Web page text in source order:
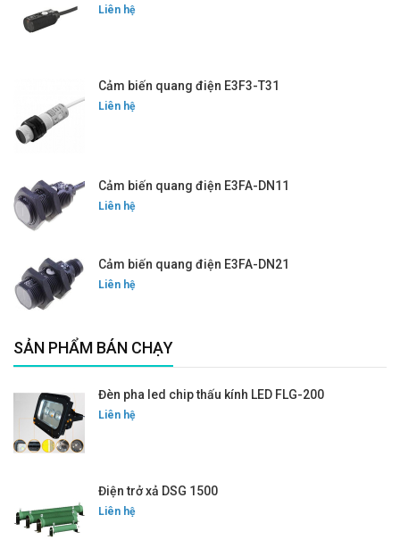
Liên hệ
Cảm biến quang điện E3F3-T31
Liên hệ
Cảm biến quang điện E3FA-DN11
Liên hệ
Cảm biến quang điện E3FA-DN21
Liên hệ
SẢN PHẨM BÁN CHẠY
Đèn pha led chip thấu kính LED FLG-200
Liên hệ
Điện trở xả DSG 1500
Liên hệ